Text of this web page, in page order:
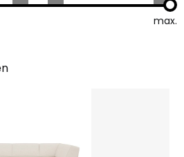
max.